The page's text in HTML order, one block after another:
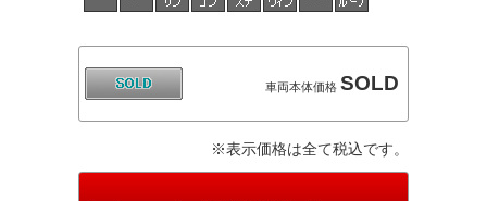
車両本体価格 SOLD
※表示価格は全て税込です。